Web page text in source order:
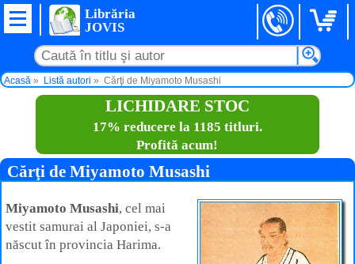
Librăria
JOVIS
Acasă Listă autori Cărţi de Miyamoto Musashi
LICHIDARE STOC
17% reducere la 1185 titluri.
Profită acum!
Cărţi de Miyamoto Musashi
Miyamoto Musashi, cel mai
vestit samurai al Japoniei, s‑a
născut în provincia Harima.